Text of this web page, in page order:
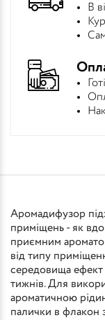
Аромадифузор
приміщень - як
приємним
від типу
середовища
тижнів. Для
ароматичною
палички в флакон
В